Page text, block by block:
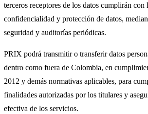
terceros receptores de los datos cumplirán con
confidencialidad y protección de datos,
seguridad y auditorías periódicas.
PRIX podrá transmitir o transferir datos
dentro como fuera de Colombia, en
2012 y demás normativas aplicables, para
finalidades autorizadas por los titulares y
efectiva de los servicios.